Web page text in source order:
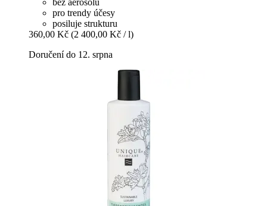
bez aerosolu
pro trendy účesy
posiluje strukturu
360,00 Kč (2 400,00 Kč / l)
Doručení do 12. srpna